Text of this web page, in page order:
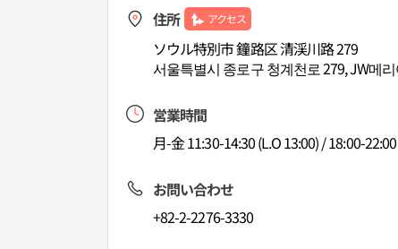
住所 アクセス
ソウル特別市 鐘路区 清渓川路 279
서울특별시 종로구 청계천로 279, JW메
営業時間
月-金 11:30-14:30 (L.O 13:00) / 18:00-
お問い合わせ
+82-2-2276-3330